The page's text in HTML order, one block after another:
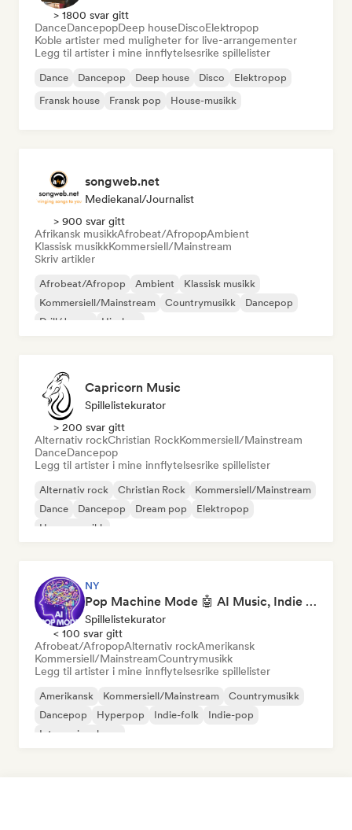
> 1800 svar gitt
DanceDancepopDeep houseDiscoElektropop
Koble artister med muligheter for live-arrangementer
Legg til artister i mine innflytelsesrike spillelister
Dance Dancepop Deep house Disco
Elektropop
Fransk house
Fransk pop House-musikk
songweb.net
Mediekanal/journalist
> 900 svar gitt
Afrikansk musikkAfrobeat/AfropopAmbient
Klassisk musikkKommersiell/Mainstream
Skriv artikler
Afrobeat/Afropop Ambient
Klassisk musikk
Kommersiell/Mainstream
Countrymusikk
Dancepop
Drill/Jersey
Hip-hop
Capricorn Music
Spillelistekurator
> 200 svar gitt
Alternativ rockChristian RockKommersiell/Mainstream
DanceDancepop
Legg til artister i mine innflytelsesrike spillelister
Alternativ rock Christian Rock
Kommersiell/Mainstream
Dance
Dancepop Dream pop
Elektropop
House-musikk
NY
Pop Machine Mode 🤖 AI Music, Indie Pop & Dream Pop
Spillelistekurator
< 100 svar gitt
Afrobeat/AfropopAlternativ rockAmerikansk
Kommersiell/MainstreamCountrymusikk
Legg til artister i mine innflytelsesrike spillelister
Amerikansk Kommersiell/Mainstream
Countrymusikk
Dancepop
Hyperpop Indie-folk
Indie-pop
Internasjonal pop